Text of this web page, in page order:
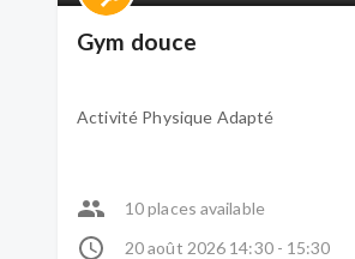
Gym douce
Activité Physique Adapté
10 places available
20 août 2026 14:30 - 15:30